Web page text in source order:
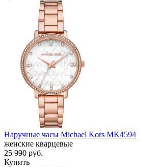
Наручные часы Michael Kors MK4594
женские кварцевые
25 990 руб.
Купить